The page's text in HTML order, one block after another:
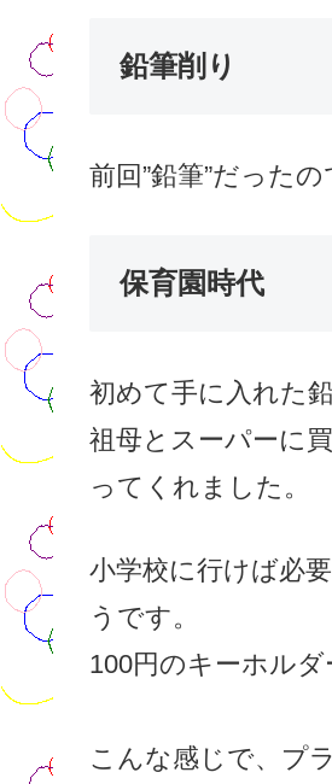
鉛筆削り
前回”鉛筆”だった
保育園時代
初めて手に入れた
祖母とスーパーに
ってくれました。
小学校に行けば必
うです。
100円のキーホル
こんな感じで、プ